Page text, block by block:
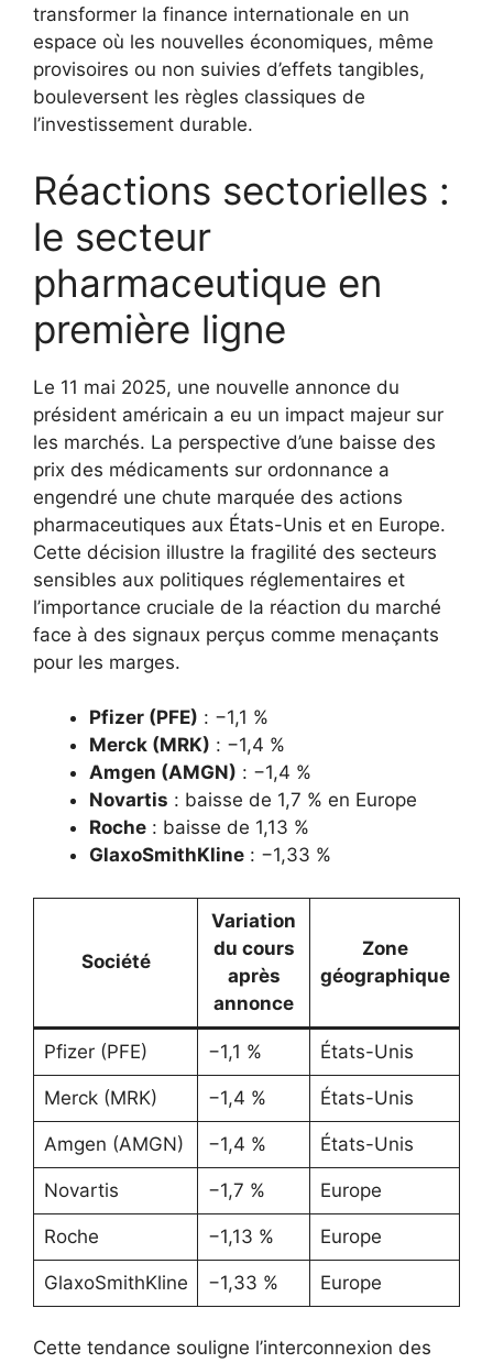
transformer la finance internationale en un
espace où les nouvelles économiques, même
provisoires ou non suivies d’effets tangibles,
bouleversent les règles classiques de
l’investissement durable.
Réactions sectorielles :
le secteur
pharmaceutique en
première ligne
Le 11 mai 2025, une nouvelle annonce du
président américain a eu un impact majeur sur
les marchés. La perspective d’une baisse des
prix des médicaments sur ordonnance a
engendré une chute marquée des actions
pharmaceutiques aux États-Unis et en Europe.
Cette décision illustre la fragilité des secteurs
sensibles aux politiques réglementaires et
l’importance cruciale de la réaction du marché
face à des signaux perçus comme menaçants
pour les marges.
Pfizer (PFE) : −1,1 %
Merck (MRK) : −1,4 %
Amgen (AMGN) : −1,4 %
Novartis : baisse de 1,7 % en Europe
Roche : baisse de 1,13 %
GlaxoSmithKline : −1,33 %
Société
Variation
du cours
après
annonce
Zone
géographique
Pfizer (PFE) −1,1 % États-Unis
Merck (MRK) −1,4 % États-Unis
Amgen (AMGN) −1,4 % États-Unis
Novartis −1,7 % Europe
Roche −1,13 % Europe
GlaxoSmithKline −1,33 % Europe
Cette tendance souligne l’interconnexion des